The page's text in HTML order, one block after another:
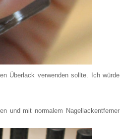
Überlack verwenden sollte. Ich würde
und mit normalem Nagellackentferner